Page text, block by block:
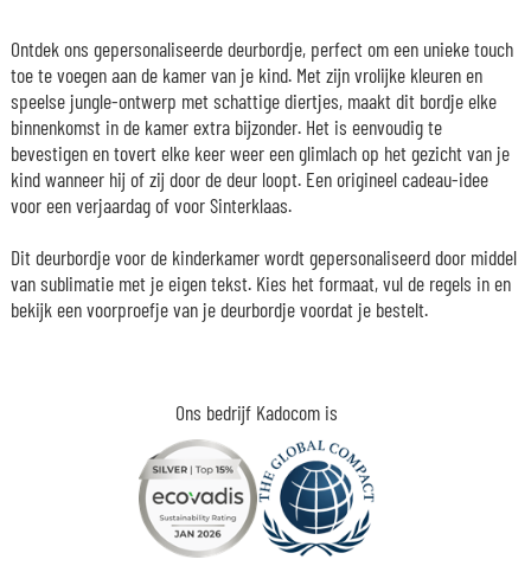
Ons bedrijf Kadocom is
Ontdek ons gepersonaliseerde deurbordje, perfect om een unieke touch
toe te voegen aan de kamer van je kind. Met zijn vrolijke kleuren en
speelse jungle-ontwerp met schattige diertjes, maakt dit bordje elke
binnenkomst in de kamer extra bijzonder. Het is eenvoudig te
bevestigen en tovert elke keer weer een glimlach op het gezicht van je
kind wanneer hij of zij door de deur loopt. Een origineel cadeau-idee
voor een verjaardag of voor Sinterklaas.
Dit deurbordje voor de kinderkamer wordt gepersonaliseerd door middel
van sublimatie met je eigen tekst. Kies het formaat, vul de regels in en
bekijk een voorproefje van je deurbordje voordat je bestelt.